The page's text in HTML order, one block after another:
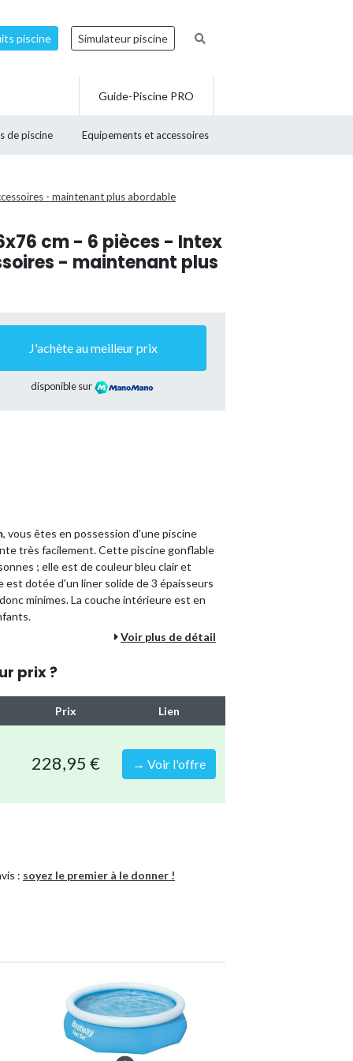
piscine Simulateur piscine
de piscine Equipements et accessoires
Guide-Piscine PRO
- maintenant plus abordable
cm - 6 pièces - Intex
- maintenant plus
J'achète au meilleur prix
disponible sur
, vous êtes en possession d'une piscine
très facilement. Cette piscine gonflable
; elle est de couleur bleu clair et
est dotée d'un liner solide de 3 épaisseurs
minimes. La couche intérieure est en
Caractéristiques piscine :
de luxe avec un filet à écope, une
et plus
Piscine gonflable
Voir plus de détail
prix ?
Prix Lien
228,95 € → Voir l'offre
: soyez le premier à le donner !